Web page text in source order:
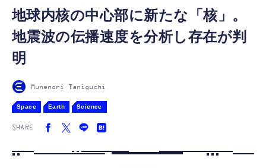
AI
カルチャー
地球内核の中心部に新たな「核」。
地震波の伝播速度を分析し存在が判
明
Munenori Taniguchi
Space Earth Science
SHARE